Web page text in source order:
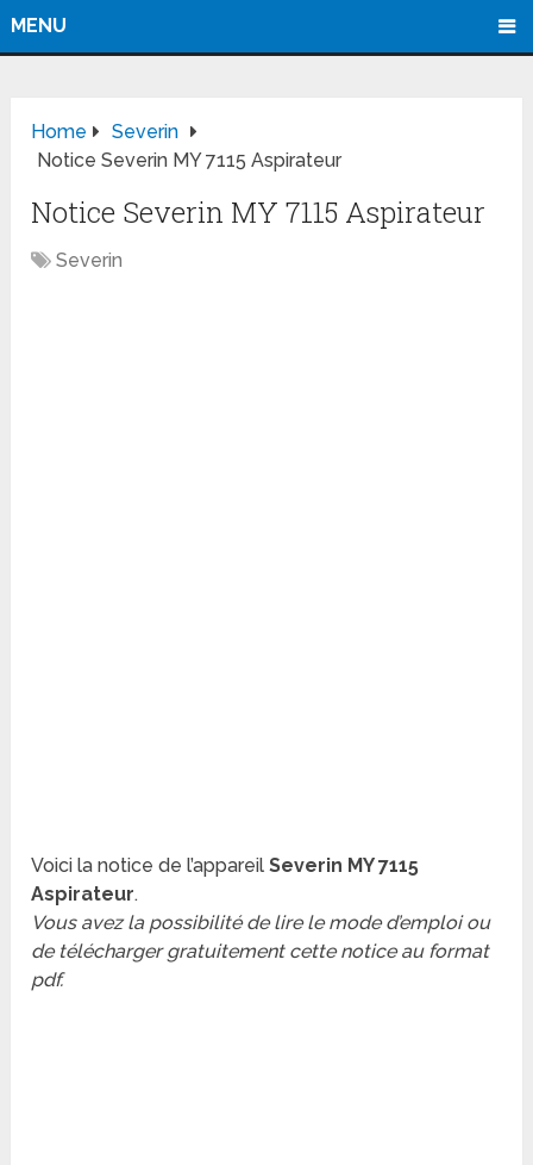
MENU
Home
Severin
Notice Severin MY 7115 Aspirateur
Notice Severin MY 7115 Aspirateur
Severin
Voici la notice de l’appareilSeverin MY 7115
Aspirateur.
Vous avez la possibilité de lire le mode d’emploi ou
de télécharger gratuitement cette notice au format
pdf.